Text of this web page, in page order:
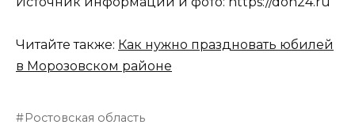
Читайте также: Как нужно праздновать юбилей
в Морозовском районе
Ростовская область